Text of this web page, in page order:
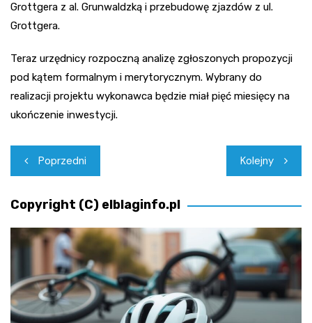
Grottgera z al. Grunwaldzką i przebudowę zjazdów z ul.
Grottgera.
Teraz urzędnicy rozpoczną analizę zgłoszonych propozycji
pod kątem formalnym i merytorycznym. Wybrany do
realizacji projektu wykonawca będzie miał pięć miesięcy na
ukończenie inwestycji.
Nawigacja
wpisu
Poprzedni Kolejny
Copyright (C) elblaginfo.pl